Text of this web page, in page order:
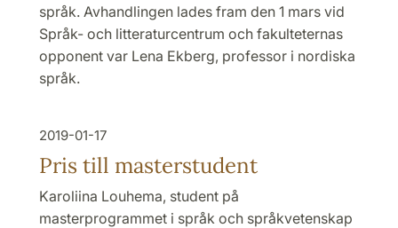
språk. Avhandlingen lades fram den 1 mars vid
Språk- och litteraturcentrum och fakulteternas
opponent var Lena Ekberg, professor i nordiska
språk.
2019-01-17
Pris till masterstudent
Karoliina Louhema, student på
masterprogrammet i språk och språkvetenskap